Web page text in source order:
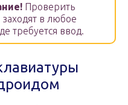
Проверить
заходят в любое
требуется ввод.